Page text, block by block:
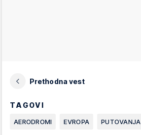
Prethodna vest
TAGOVI
AERODROMI EVROPA PUTOVANJA